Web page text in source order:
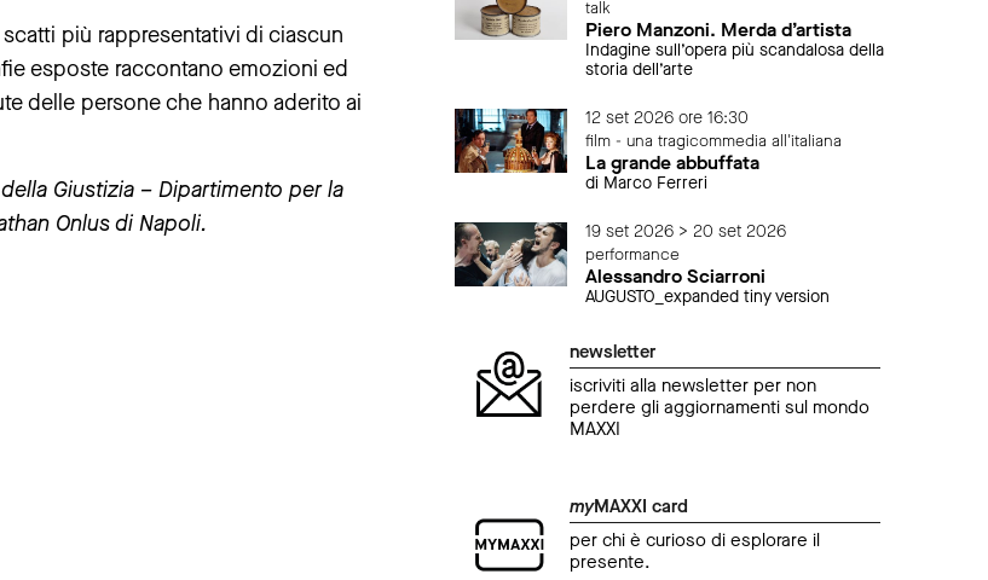
più rappresentativi di ciascun
esposte raccontano emozioni ed
delle persone che hanno aderito ai
Giustizia – Dipartimento per la
Onlus di Napoli.
talk
Piero Manzoni. Merda d’artista
Indagine sull’opera più scandalosa della
storia dell’arte
12 set 2026 ore 16:30
film - una tragicommedia all'italiana
La grande abbuffata
di Marco Ferreri
19 set 2026 > 20 set 2026
performance
Alessandro Sciarroni
AUGUSTO_expanded tiny version
newsletter
iscriviti alla newsletter per non
perdere gli aggiornamenti sul mondo
MAXXI
myMAXXI card
per chi è curioso di esplorare il
presente.